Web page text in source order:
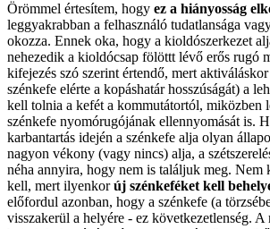
Örömmel értesítem, hogy ez a hiányosság
leggyakrabban a felhasználó tudatlansága
okozza. Ennek oka, hogy a kioldószerkezet
nehezedik a kioldócsap fölöttt lévő erős rugó
kifejezés szó szerint értendő, mert
szénkefe elérte a kopáshatár hosszúságát) a
kell tolnia a kefét a kommutátortól, miközben
szénkefe nyomórugójának ellennyomását is.
karbantartás idején a szénkefe alja olyan
nagyon vékony (vagy nincs) alja, a
néha annyira, hogy nem is találjuk meg. Nem
kell, mert ilyenkorúj szénkeféket kell
előfordul azonban, hogy a szénkefe (a
visszakerül a helyére - ez következetlenség.